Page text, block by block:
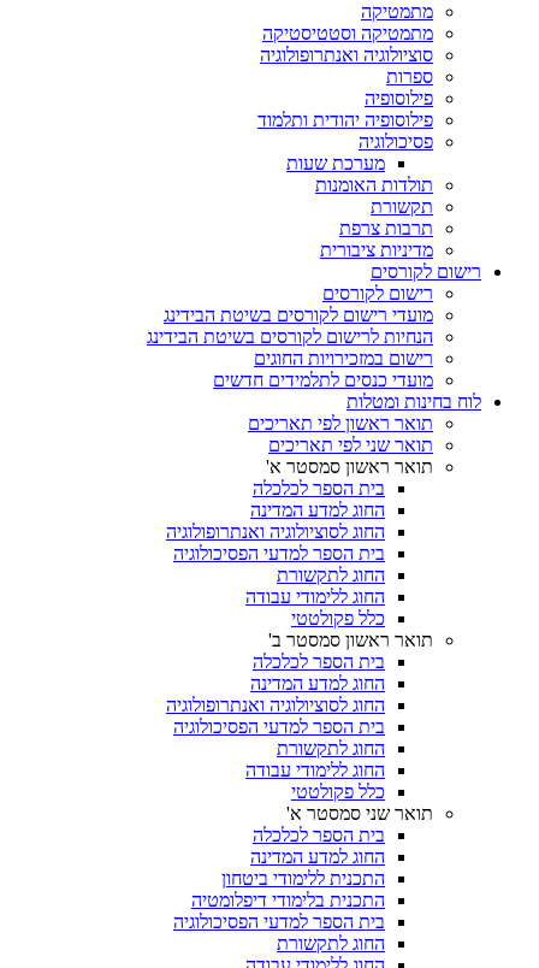
מתמטיקה
מתמטיקה וסטטיסטיקה
סוציולוגיה ואנתרופולוגיה
ספרות
פילוסופיה
פילוסופיה יהודית ותלמוד
פסיכולוגיה
מערכת שעות
תולדות האומנות
תקשורת
תרבות צרפת
מדיניות ציבורית
רישום לקורסים
רישום לקורסים
מועדי רישום לקורסים בשיטת הבידינג
הנחיות לרישום לקורסים בשיטת הבידינג
רישום במזכירויות החוגים
מועדי כנסים לתלמידים חדשים
לוח בחינות ומטלות
תואר ראשון לפי תאריכים
תואר שני לפי תאריכים
תואר ראשון סמסטר א'
בית הספר לכלכלה
החוג למדע המדינה
החוג לסוציולוגיה ואנתרופולוגיה
בית הספר למדעי הפסיכולוגיה
החוג לתקשורת
החוג ללימודי עבודה
כלל פקולטטי
תואר ראשון סמסטר ב'
בית הספר לכלכלה
החוג למדע המדינה
החוג לסוציולוגיה ואנתרופולוגיה
בית הספר למדעי הפסיכולוגיה
החוג לתקשורת
החוג ללימודי עבודה
כלל פקולטטי
תואר שני סמסטר א'
בית הספר לכלכלה
החוג למדע המדינה
התכנית ללימודי ביטחון
התכנית בלימודי דיפלומטיה
בית הספר למדעי הפסיכולוגיה
החוג לתקשורת